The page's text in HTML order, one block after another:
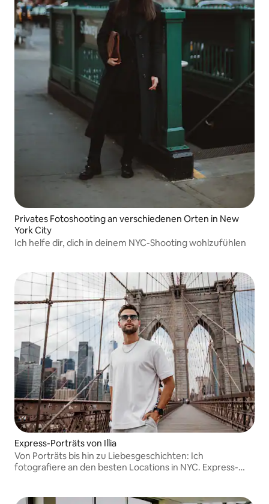
Privates Fotoshooting an verschiedenen Orten in New
York City
Ich helfe dir, dich in deinem NYC-Shooting wohlzufühlen
Express-Porträts von Illia
Von Porträts bis hin zu Liebesgeschichten: Ich
fotografiere an den besten Locations in NYC. Express-